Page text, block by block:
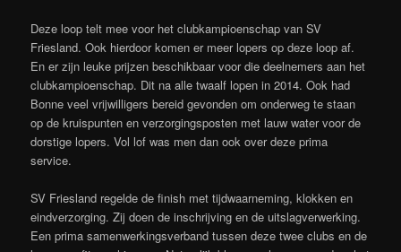
Deze loop telt mee voor het clubkampioenschap van SV
Friesland. Ook hierdoor komen er meer lopers op deze loop af.
En er zijn leuke prijzen beschikbaar voor die deelnemers aan het
clubkampioenschap. Dit na alle twaalf lopen in 2014. Ook had
Bonne veel vrijwilligers bereid gevonden om onderweg te staan
op de kruispunten en verzorgingsposten met lauw water voor de
dorstige lopers. Vol lof was men dan ook over deze prima
service.
SV Friesland regelde de finish met tijdwaarneming, klokken en
eindverzorging. Zij doen de inschrijving en de uitslagverwerking.
Een prima samenwerkingsverband tussen deze twee clubs en de